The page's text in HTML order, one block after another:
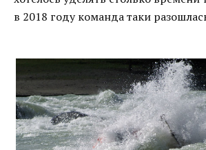
в 2018 году команда таки